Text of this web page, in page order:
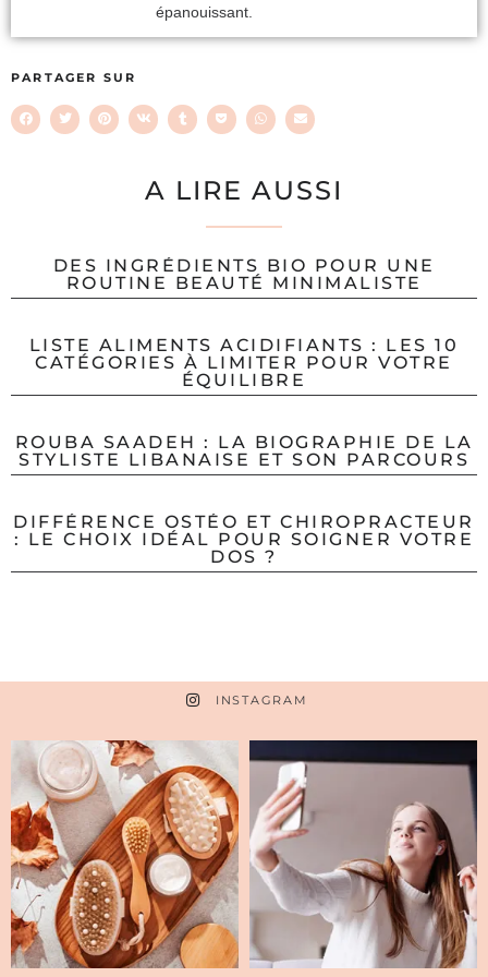
épanouissant.
PARTAGER SUR
A LIRE AUSSI
DES INGRÉDIENTS BIO POUR UNE
ROUTINE BEAUTÉ MINIMALISTE
LISTE ALIMENTS ACIDIFIANTS : LES 10
CATÉGORIES À LIMITER POUR VOTRE
ÉQUILIBRE
ROUBA SAADEH : LA BIOGRAPHIE DE LA
STYLISTE LIBANAISE ET SON PARCOURS
DIFFÉRENCE OSTÉO ET CHIROPRACTEUR
: LE CHOIX IDÉAL POUR SOIGNER VOTRE
DOS ?
INSTAGRAM